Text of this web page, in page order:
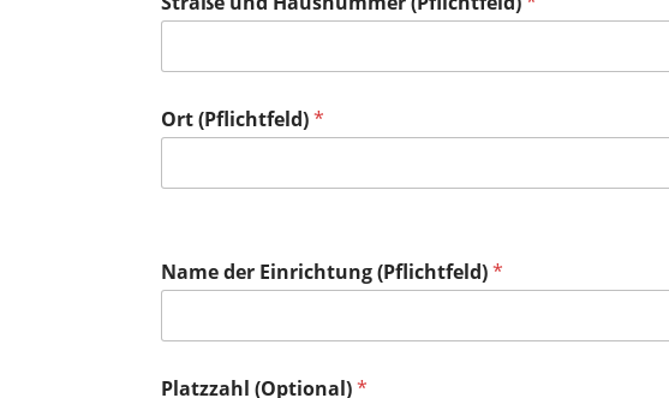
Ort (Pflichtfeld)*
Name der Einrichtung (Pflichtfeld)*
Platzzahl (Optional)*